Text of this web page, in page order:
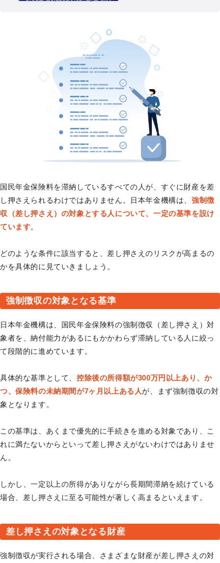
国民年金保険料を滞納しているすべての人が、すぐに財産を差
し押さえられるわけではありません。日本年金機構は、強制徴
収（差し押さえ）の対象とする人について、一定の基準を設け
ています。
どのような条件に該当すると、差し押さえのリスクが高まるの
かを具体的に見ていきましょう。
強制徴収の対象となる基準
日本年金機構は、国民年金保険料の強制徴収（差し押さえ）対
象者を、納付能力があるにもかかわらず滞納している人に絞っ
て段階的に進めています。
具体的な基準として、 控除後の所得額が300万円以上あり、か
つ、保険料の未納期間が7ヶ月以上ある人が、まず強制徴収の対
象となります。
この基準は、あくまで優先的に手続きを進める対象であり、こ
れに満たないからといって差し押さえがないわけではありませ
ん。
しかし、一定以上の所得がありながら長期間滞納を続けている
場合、差し押さえに至る可能性が著しく高まるといえます。
差し押さえの対象となる財産
強制徴収が実行される場合、さまざまな財産が差し押さえの対